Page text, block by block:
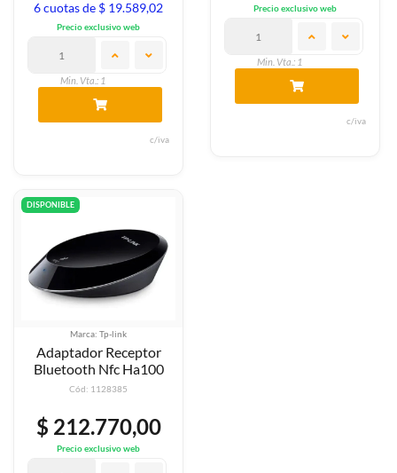
6 cuotas de $ 19.589,02
Precio exclusivo web
Min. Vta.: 1
c/iva
Precio exclusivo web
Min. Vta.: 1
c/iva
DISPONIBLE
Marca: Tp-link
Adaptador Receptor
Bluetooth Nfc Ha100
Cód: 1128385
$ 212.770,00
Precio exclusivo web